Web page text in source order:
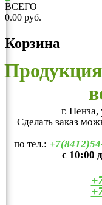
ВСЕГО
0.00 руб.
Корзина
г.
Сделать заказ
по тел.:
с 10:00